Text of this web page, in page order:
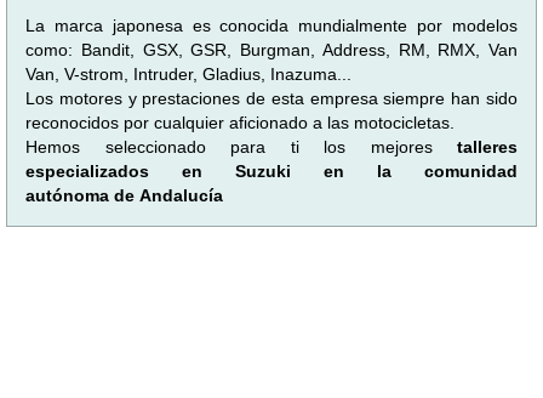
La marca japonesa es conocida mundialmente por modelos
como: Bandit, GSX, GSR, Burgman, Address, RM, RMX, Van
Van, V-strom, Intruder, Gladius, Inazuma...
Los motores y prestaciones de esta empresa siempre han sido
reconocidos por cualquier aficionado a las motocicletas.
Hemos seleccionado para ti los mejores talleres
especializados en Suzuki en la comunidad
autónoma de Andalucía